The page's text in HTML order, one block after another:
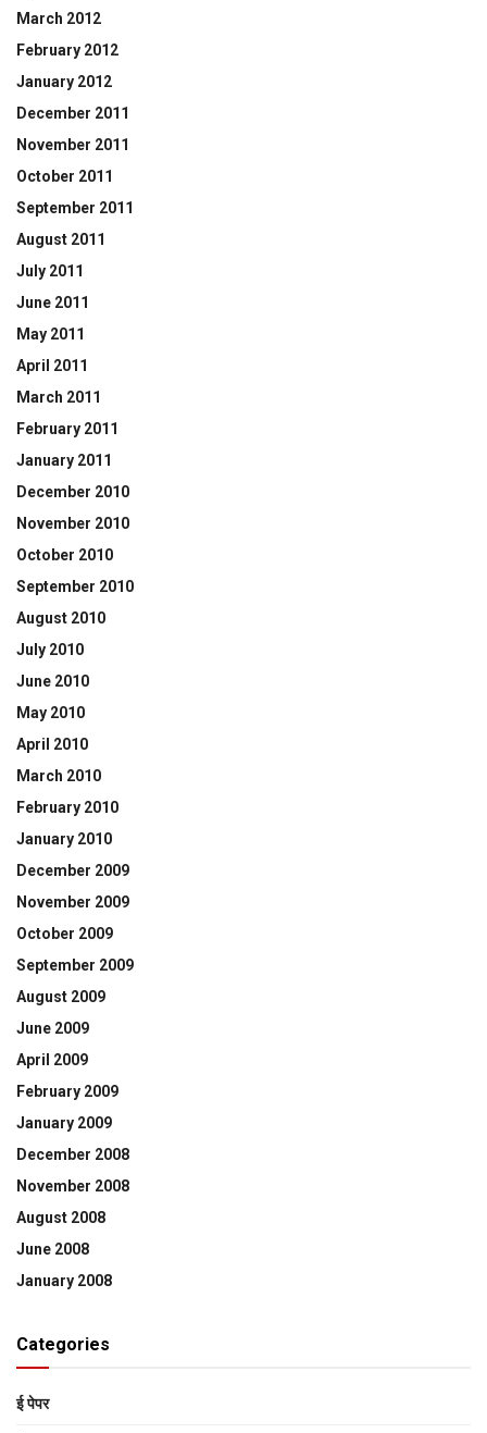
March 2012
February 2012
January 2012
December 2011
November 2011
October 2011
September 2011
August 2011
July 2011
June 2011
May 2011
April 2011
March 2011
February 2011
January 2011
December 2010
November 2010
October 2010
September 2010
August 2010
July 2010
June 2010
May 2010
April 2010
March 2010
February 2010
January 2010
December 2009
November 2009
October 2009
September 2009
August 2009
June 2009
April 2009
February 2009
January 2009
December 2008
November 2008
August 2008
June 2008
January 2008
Categories
ई पेपर